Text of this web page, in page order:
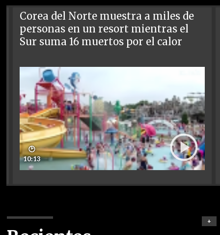
Corea del Norte muestra a miles de
personas en un resort mientras el
Sur suma 16 muertos por el calor
🕑
10:13
+